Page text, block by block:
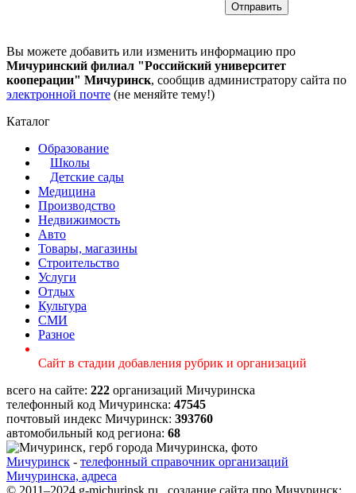
Вы можете добавить или изменить информацию про
Мичуринский филиал "Российский университет
кооперации" Мичуринск, сообщив администратору сайта по
электронной почте (не меняйте тему!)
Каталог
Образование
Школы
Детские сады
Медицина
Производство
Недвижимость
Авто
Товары, магазины
Строительство
Услуги
Отдых
Культура
СМИ
Разное
Сайт в стадии добавления рубрик и организаций
всего на сайте: 222 организаций Мичуринска
телефонный код Мичуринска: 47545
почтовый индекс Мичуринск: 393760
автомобильный код региона: 68
Мичуринск - телефонный справочник организаций
Мичуринска, адреса
© 2011–2024 g-michurinsk.ru создание сайта про Мичуринск: